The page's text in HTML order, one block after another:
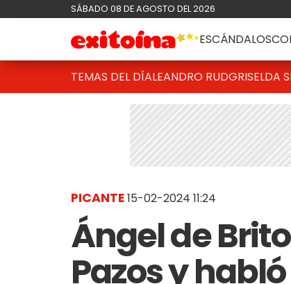
SÁBADO 08 DE AGOSTO DEL 2026
ESCÁNDALOS
TEMAS DEL DÍALEANDRO RUDGRISELDA
PICANTE15-02-2024 11:24
Ángel de
Pazos y